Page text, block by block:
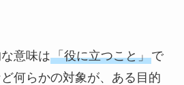
意味は「役に立つこと」で
何らかの対象が、ある目的